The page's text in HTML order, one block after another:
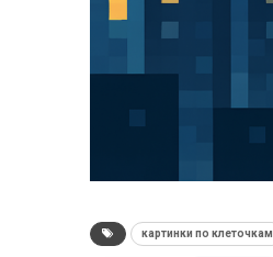
картинки по клеточкам